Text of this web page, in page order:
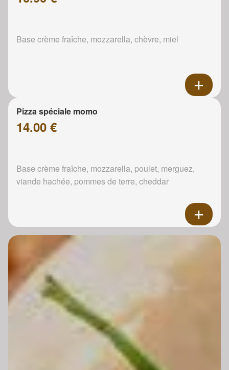
Base crème fraîche, mozzarella, chèvre, miel
Pizza spéciale momo
14.00 €
Base crème fraîche, mozzarella, poulet, merguez,
viande hachée, pommes de terre, cheddar